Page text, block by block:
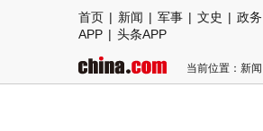
首页 | 新闻 | 军事 | 文史 | 政务
APP | 头条APP
当前位置： 新闻